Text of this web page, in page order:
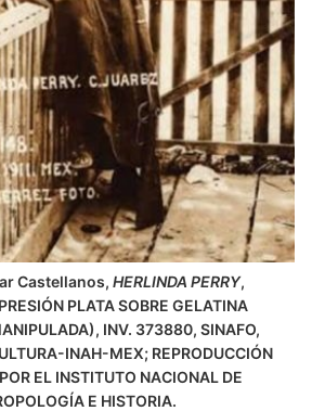
Castellanos, HERLINDA PERRY,
PLATA SOBRE GELATINA
INV. 373880, SINAFO,
INAH-MEX; REPRODUCCIÓN
EL INSTITUTO NACIONAL DE
E HISTORIA.